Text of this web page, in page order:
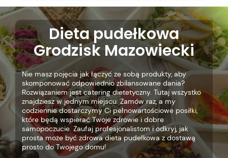
Dieta pudełkowa
Grodzisk Mazowiecki
Nie masz pojęcia jak łączyć ze sobą produkty, aby
skomponować odpowiednio zbilansowane dania?
Rozwiązaniem jest catering dietetyczny. Tutaj wszystko
znajdziesz w jednym miejscu. Zamów raz, a my
codziennie dostarczymy Ci pełnowartościowe posiłki,
które będą wspierać Twoje zdrowie i dobre
samopoczucie. Zaufaj profesjonalistom i odkryj, jak
prosta może być zdrowa dieta pudełkowa z dostawą
prosto do Twojego domu!